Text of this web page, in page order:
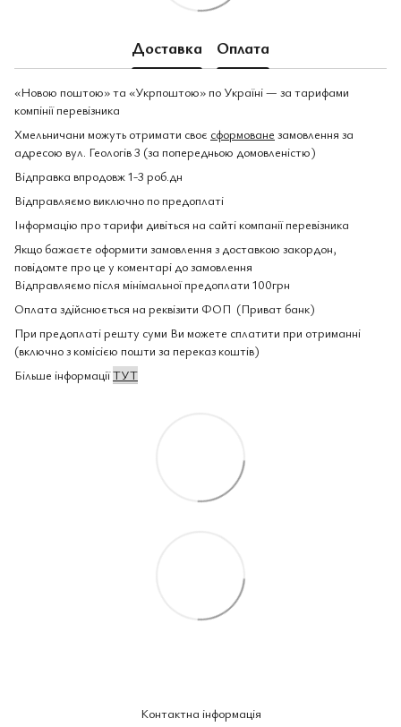
Доставка Оплата
«Новою поштою» та «Укрпоштою» по Україні — за тарифами
компінії перевізника
Хмельничани можуть отримати своє сформоване замовлення за
адресою вул. Геологів 3 (за попередньою домовленістю)
Відправка впродовж 1-3 роб.дн
Відправляємо виключно по предоплаті
Інформацію про тарифи дивіться на сайті компанії перевізника
Якщо бажаєте оформити замовлення з доставкою закордон,
повідомте про це у коментарі до замовлення
Відправляємо після мінімальної предоплати 100грн
Оплата здійснюється на реквізити ФОП (Приват банк)
При предоплаті решту суми Ви можете сплатити при отриманні
(включно з комісією пошти за переказ коштів)
Більше інформаціїТУТ
Контактна інформація